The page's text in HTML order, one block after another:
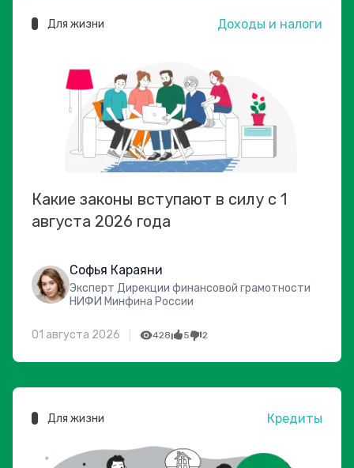
Для жизни Доходы и налоги
Какие законы вступают в силу с 1
августа 2026 года
Софья Караяни
Эксперт Дирекции финансовой грамотности
НИФИ Минфина России
01 августа 2026 428 5 2
Для жизни Кредиты